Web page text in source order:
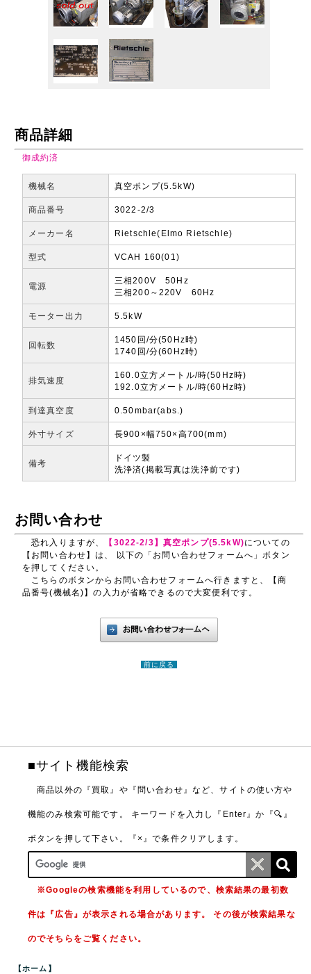
商品詳細
御成約済
機械名 真空ポンプ(5.5kW)
商品番号 3022-2/3
メーカー名 Rietschle(Elmo Rietschle)
型式 VCAH 160(01)
電源
三相200V 50Hz
三相200～220V 60Hz
モーター出力 5.5kW
回転数
1450回/分(50Hz時)
1740回/分(60Hz時)
排気速度
160.0立方メートル/時(50Hz時)
192.0立方メートル/時(60Hz時)
到達真空度 0.50mbar(abs.)
外寸サイズ 長900×幅750×高700(mm)
備考
ドイツ製
洗浄済(掲載写真は洗浄前です)
お問い合わせ
恐れ入りますが、 【3022-2/3】真空ポンプ(5.5kW)についての
【お問い合わせ】は、 以下の「お問い合わせフォームへ」ボタン
を押してください。
こちらのボタンからお問い合わせフォームへ行きますと、【商
品番号(機械名)】の入力が省略できるので大変便利です。
前に戻る
■サイト機能検索
商品以外の『買取』や『問い合わせ』など、サイトの使い方や
機能のみ検索可能です。 キーワードを入力し『Enter』か『🔍』
ボタンを押して下さい。『×』で条件クリアします。
※Googleの検索機能を利用しているので、検索結果の最初数
件は『広告』が表示される場合があります。 その後が検索結果な
のでそちらをご覧ください。
【ホーム】